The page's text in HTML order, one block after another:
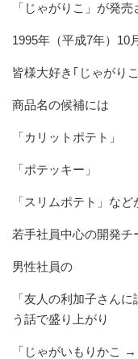
「じゃがりこ」が発売
1995年（平成7年）10
皆様大好き｢じゃがり
商品名の候補には
「カリットポテト」
「ポテッキー」
「スリムポテト」な
若手社員中心の開発チ
男性社員の
「友人の利加子さん
う話で盛り上がり
「じゃがいもりかこ